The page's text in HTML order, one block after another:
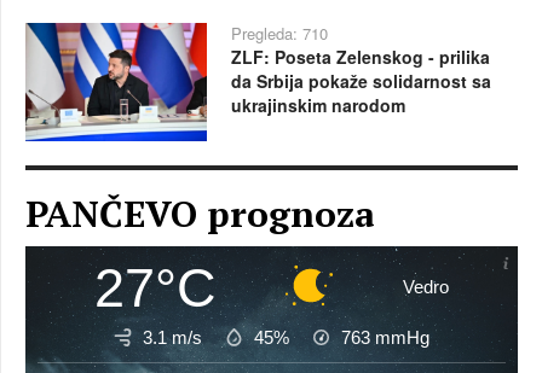
Pregleda: 710
ZLF: Poseta Zelenskog - prilika
da Srbija pokaže solidarnost sa
ukrajinskim narodom
PANČEVO prognoza
27°C Vedro
3.1 m/s 45% 763 mmHg